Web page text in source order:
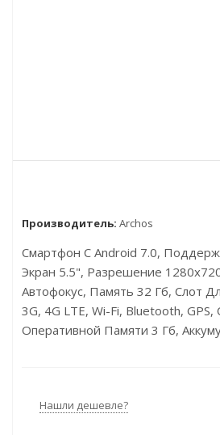
Производитель: Archos
Смартфон С Android 7.0,
Экран 5.5", Разрешение
Автофокус, Память 32 Гб, Слот
3G, 4G LTE, Wi-Fi, Bluetooth,
Оперативной Памяти 3 Гб,
Нашли дешевле?